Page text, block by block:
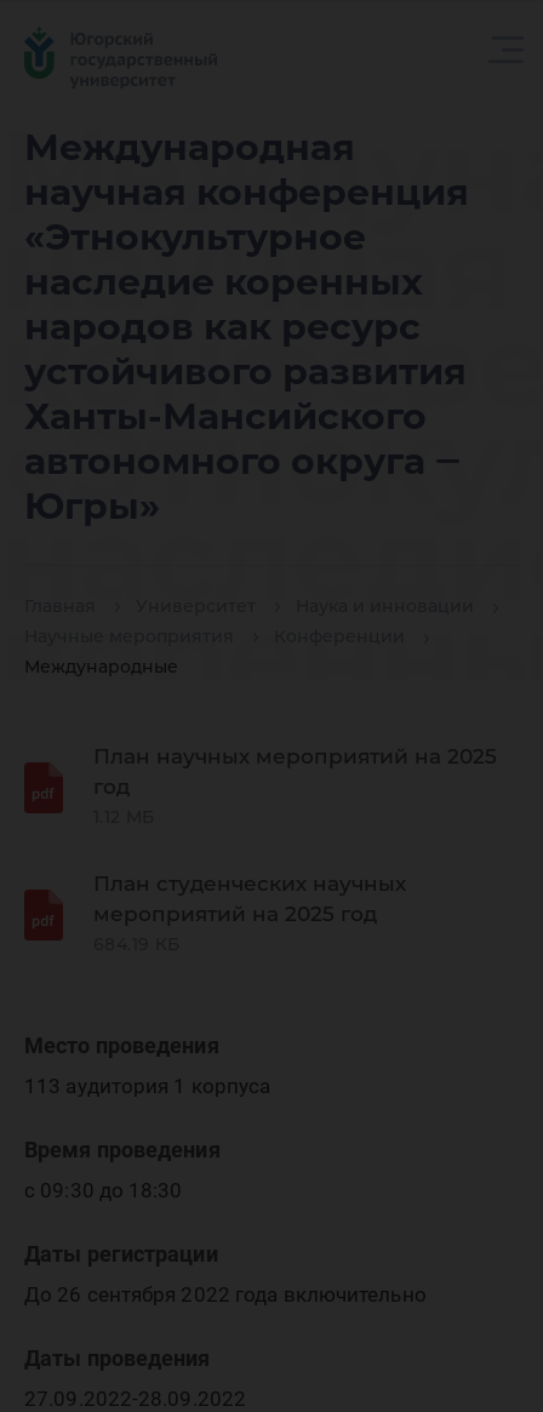
Международная
научная конференция
«Этнокультурное
наследие коренных
народов как ресурс
устойчивого развития
Ханты-Мансийского
автономного округа ‒
Югры»
Международные
научная
ресурс
округа
План научных мероприятий на 2025
год
План студенческих научных
мероприятий на 2025 год
Место проведения
113 аудитория 1 корпуса
Время проведения
с 09:30 до 18:30
Даты регистрации
До 26 сентября 2022 года включительно
Даты проведения
27.09.2022-28.09.2022